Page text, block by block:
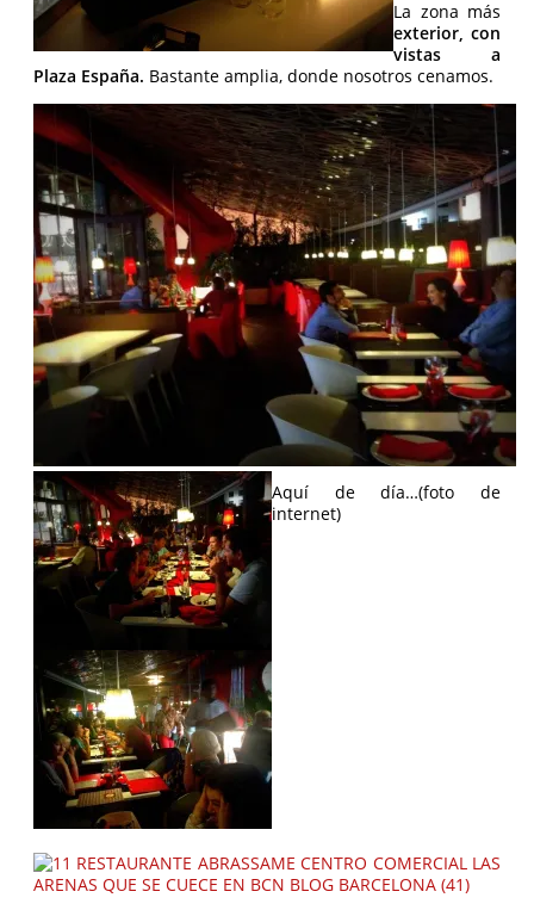
La zona más
exterior, con
vistas a
Plaza España. Bastante amplia, donde nosotros cenamos.
Aquí de día…(foto de
internet)